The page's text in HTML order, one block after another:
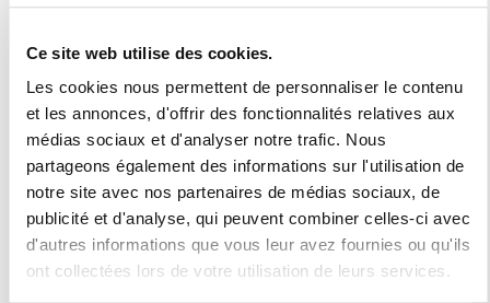
Ce site web utilise des cookies.
Les cookies nous permettent de personnaliser le contenu
et les annonces, d'offrir des fonctionnalités relatives aux
médias sociaux et d'analyser notre trafic. Nous
partageons également des informations sur l'utilisation de
notre site avec nos partenaires de médias sociaux, de
publicité et d'analyse, qui peuvent combiner celles-ci avec
d'autres informations que vous leur avez fournies ou qu'ils
ont collectées lors de votre utilisation de leurs services.
Casier à skis au niveau -1 depuis l'entrée principale
Animaux autorisés : 25€ /animal /semaine
Catégorie : CLASSIQUE
Label qualité station : 2 flocons "Bronze"
Numéro d'enregistrement
73257000589DP